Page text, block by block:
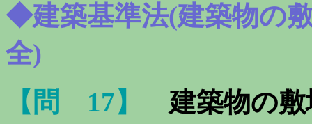
◆建築基準法(建築物の
全)
【問 17】
建築物の